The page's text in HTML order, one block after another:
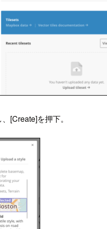
[Create]を押下。